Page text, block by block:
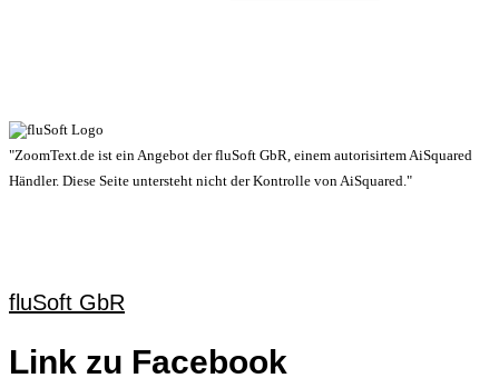
"ZoomText.de ist ein Angebot der fluSoft GbR, einem autorisirtem AiSquared
Händler. Diese Seite untersteht nicht der Kontrolle von AiSquared."
fluSoft GbR
Link zu Facebook